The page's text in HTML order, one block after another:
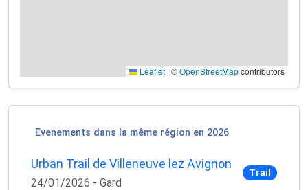
Leaflet | ©OpenStreetMapcontributors
Evenements dans la même région en 2026
Urban Trail de Villeneuve lez Avignon
24/01/2026 - Gard
Trail